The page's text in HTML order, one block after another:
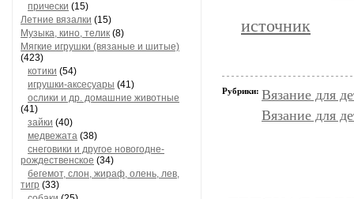
прически (15)
Летние вязалки (15)
Музыка, кино, телик (8)
Мягкие игрушки (вязаные и шитые)
(423)
котики (54)
игрушки-аксесуары (41)
ослики и др. домашние животные
(41)
зайки (40)
медвежата (38)
снеговики и другое новогодне-
рождественское (34)
бегемот, слон, жираф, олень, лев,
тигр (33)
источник
Рубрики: Вязание для
Вязание для